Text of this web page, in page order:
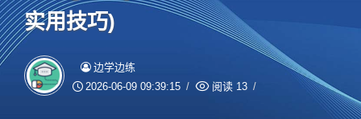
实用技巧)
边学边练
2026-06-09 09:39:15 阅读 13